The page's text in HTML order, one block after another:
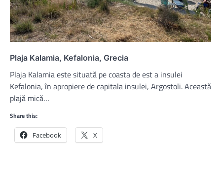
Plaja Kalamia, Kefalonia, Grecia
Plaja Kalamia este situată pe coasta de est a insulei
Kefalonia, în apropiere de capitala insulei, Argostoli. Această
plajă mică…
Share this:
Facebook X